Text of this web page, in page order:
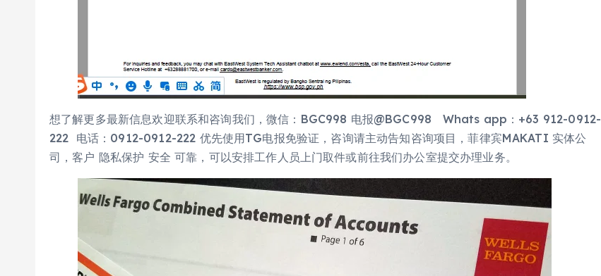
想了解更多最新信息欢迎联系和咨询我们，微信：BGC998 电报@BGC998 Whats app：+63 912-0912-
222 电话：0912-0912-222 优先使用TG电报免验证，咨询请主动告知咨询项目，菲律宾MAKATI 实体公
司，客户 隐私保护 安全 可靠，可以安排工作人员上门取件或前往我们办公室提交办理业务。